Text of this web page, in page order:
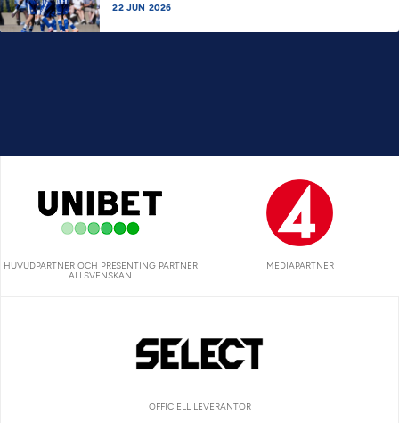
22 JUN 2026
HUVUDPARTNER OCH PRESENTING PARTNER
ALLSVENSKAN
MEDIAPARTNER
OFFICIELL LEVERANTÖR